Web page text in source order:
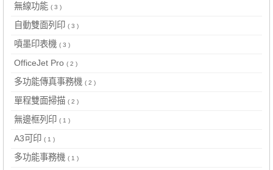
無線功能 ( 3 )
自動雙面列印 ( 3 )
噴墨印表機 ( 3 )
OfficeJet Pro ( 2 )
多功能傳真事務機 ( 2 )
單程雙面掃描 ( 2 )
無邊框列印 ( 1 )
A3可印 ( 1 )
多功能事務機 ( 1 )